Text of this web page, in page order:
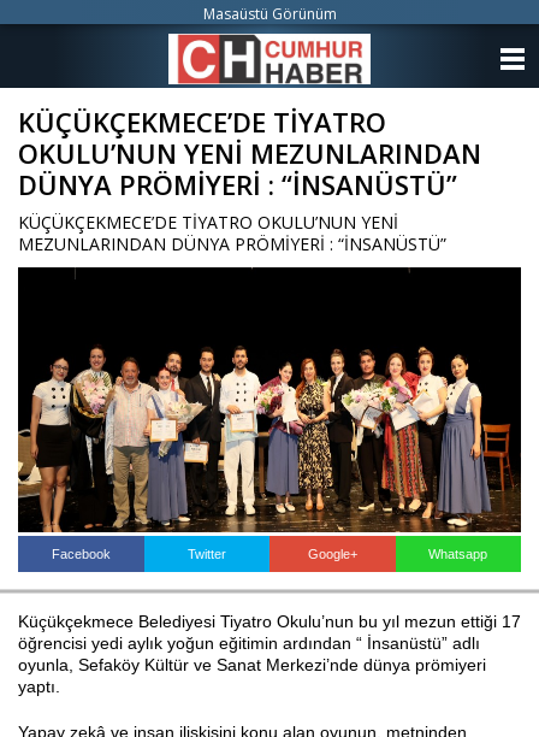
KÜÇÜKÇEKMECE’DE TİYATRO
OKULU’NUN YENİ MEZUNLARINDAN
DÜNYA PRÖMİYERİ : “İNSANÜSTÜ”
KÜÇÜKÇEKMECE’DE TİYATRO OKULU’NUN YENİ
MEZUNLARINDAN DÜNYA PRÖMİYERİ : “İNSANÜSTÜ”
Facebook Twitter Google+ Whatsapp
Küçükçekmece Belediyesi Tiyatro Okulu’nun bu yıl mezun ettiği 17
öğrencisi yedi aylık yoğun eğitimin ardından “ İnsanüstü” adlı
oyunla, Sefaköy Kültür ve Sanat Merkezi’nde dünya prömiyeri
yaptı.
Yapay zekâ ve insan ilişkisini konu alan oyunun, metninden
Masaüstü Görünüm
KATEGORİLER
YAZARLAR
ANKETLER
VİDEO GALERİ
KÜNYE
İLETİŞİM
Haberin Doğru Adresi.